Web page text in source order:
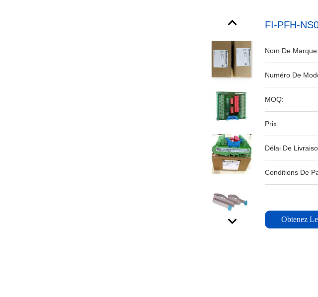
FI-PFH-
Nom De
Numéro De
MOQ:
Prix:
Délai De
Conditions De
Obtenez